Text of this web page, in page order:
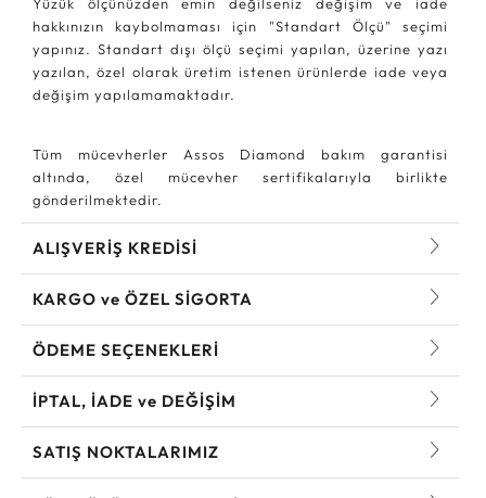
hakkınızın kaybolmaması için "Standart Ölçü" seçimi
yapınız. Standart dışı ölçü seçimi yapılan, üzerine yazı
yazılan, özel olarak üretim istenen ürünlerde iade veya
değişim yapılamamaktadır.
Tüm mücevherler Assos Diamond bakım garantisi
altında, özel mücevher sertifikalarıyla birlikte
gönderilmektedir.
ALIŞVERİŞ KREDİSİ
KARGO ve ÖZEL SİGORTA
ÖDEME SEÇENEKLERİ
İPTAL, İADE ve DEĞİŞİM
SATIŞ NOKTALARIMIZ